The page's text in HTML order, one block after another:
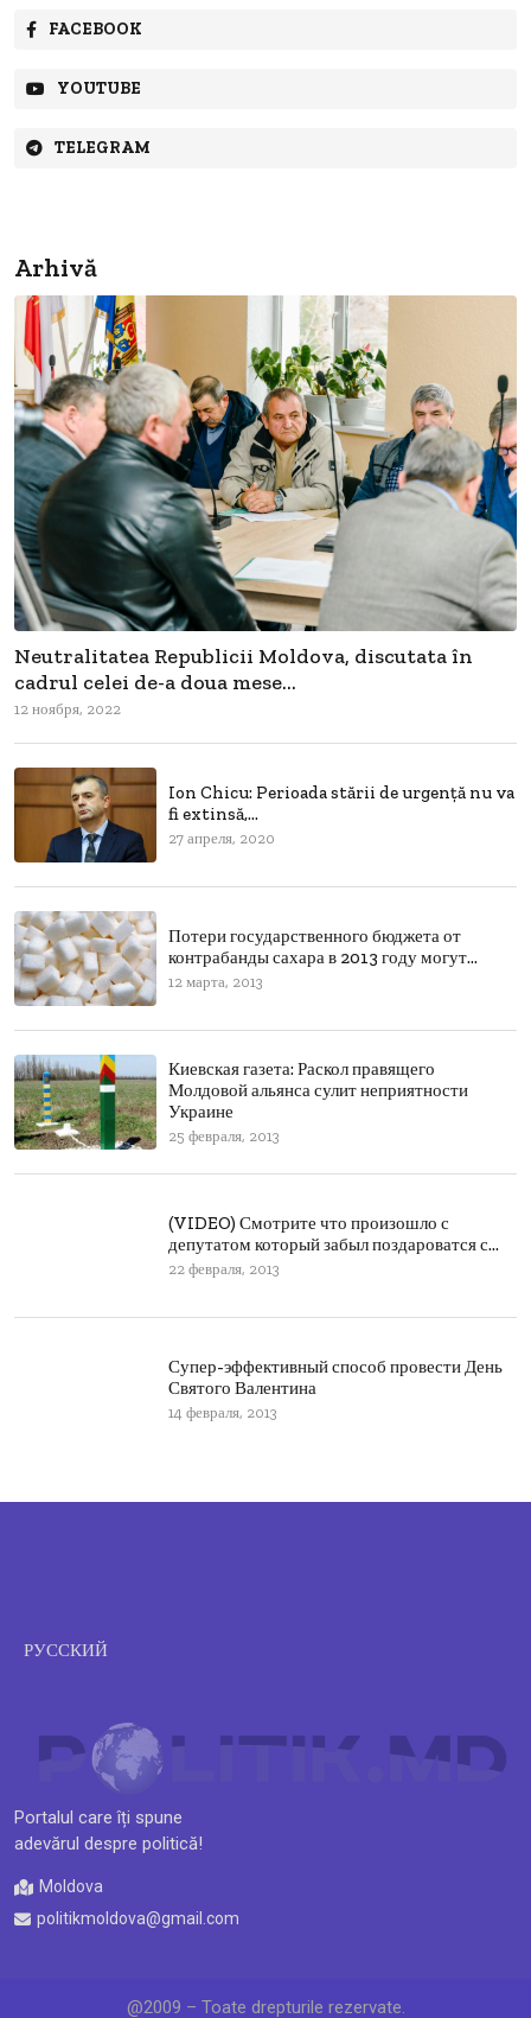
FACEBOOK
YOUTUBE
TELEGRAM
Arhivă
Neutralitatea Republicii Moldova, discutata în
cadrul celei de-a doua mese...
12 ноября, 2022
Ion Chicu: Perioada stării de urgenţă nu va
fi extinsă,...
27 апреля, 2020
Потери государственного бюджета от
контрабанды сахара в 2013 году могут...
12 марта, 2013
Киевская газета: Раскол правящего
Молдовой альянса сулит неприятности
Украине
25 февраля, 2013
(VIDEO) Смотрите что произошло с
депутатом который забыл поздароватся с...
22 февраля, 2013
Супер-эффективный способ провести День
Святого Валентина
14 февраля, 2013
Portalul care îți spune
adevărul despre politică!
Moldova
politikmoldova@gmail.com
РУССКИЙ
@2009 – Toate drepturile rezervate.